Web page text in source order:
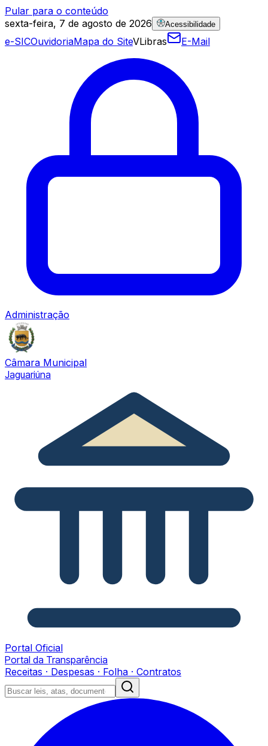
Pular para o conteúdo
sexta-feira, 7 de agosto de 2026
Acessibilidade
e-SICOuvidoriaMapa do SiteVLibras E-Mail
Administração
Câmara Municipal
Jaguariúna
Portal Oficial
Portal da Transparência
Receitas · Despesas · Folha · Contratos